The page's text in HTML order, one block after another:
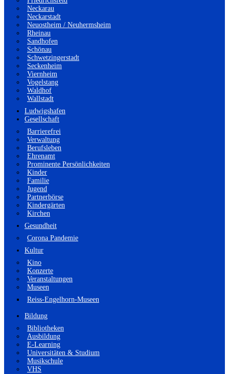
Neckarau
Neckarstadt
Neuostheim / Neuhermsheim
Rheinau
Sandhofen
Schönau
Schwetzingerstadt
Seckenheim
Viernheim
Vogelstang
Waldhof
Wallstadt
Ludwigshafen
Gesellschaft
Barrierefrei
Verwaltung
Berufsleben
Ehrenamt
Prominente Persönlichkeiten
Kinder
Familie
Jugend
Partnerbörse
Kindergärten
Kirchen
Gesundheit
Corona Pandemie
Kultur
Kino
Konzerte
Veranstaltungen
Museen
Reiss-Engelhorn-Museen
Bildung
Bibliotheken
Ausbildung
E-Learning
Universitäten & Studium
Musikschule
VHS